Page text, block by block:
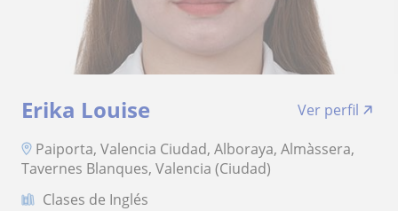
Erika Louise
Ver perfil
Paiporta, Valencia Ciudad, Alboraya, Almàssera,
Tavernes Blanques, Valencia (Ciudad)
Clases de Inglés